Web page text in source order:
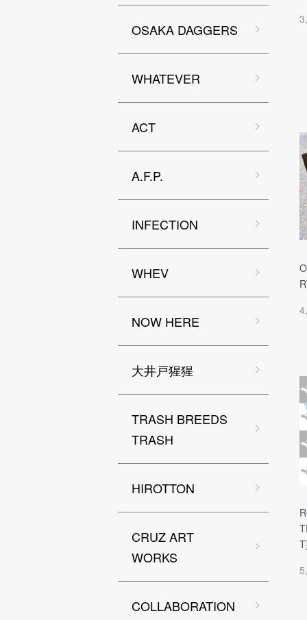
T]
OSAKA DAGGERS
WHATEVER
ACT
A.F.P.
INFECTION
WHEV
NOW HERE
大井戸猩猩
TRASH BREEDS
TRASH
HIROTTON
CRUZ ART
WORKS
COLLABORATION